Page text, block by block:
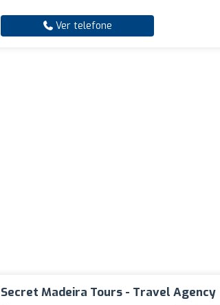
Ver telefone
Secret Madeira Tours - Travel Agency